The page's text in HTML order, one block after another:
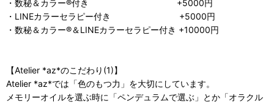
・数秘＆カラー®付き +5000円
・LINEカラーセラピー付き +5000円
・数秘＆カラー®＆LINEカラーセラピー付き +10000円
【Atelier *az*のこだわり(1)】
Atelier *az*では「色のもつ力」を大切にしています。
メモリーオイルを選ぶ時に「ペンデュラムで選ぶ」とか「オラクル